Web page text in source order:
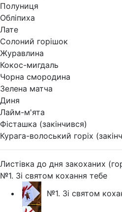
Полуниця
Обліпиха
Лате
Солоний горішок
Журавлина
Кокос-мигдаль
Чорна смородина
Зелена матча
Диня
Лайм-м'ята
Фісташка (закінчився)
Курага-волоський горіх
Листівка до дня закоханих
№1. Зі святом кохання тебе
№1. Зі святом